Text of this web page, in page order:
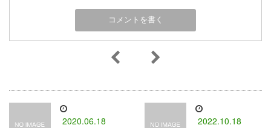
2020.06.18 2022.10.18